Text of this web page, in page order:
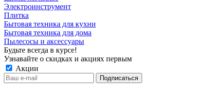
Электроинструмент
Плитка
Бытовая техника для кухни
Бытовая техника для дома
Пылесосы и аксессуары
Будьте всегда в курсе!
Узнавайте о скидках и акциях первым
Акции